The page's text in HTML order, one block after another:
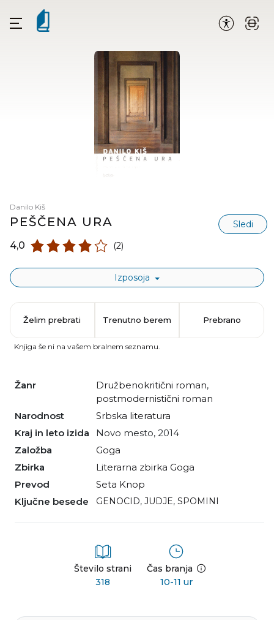
Danilo Kiš
PEŠČENA URA Sledi
4,0 (2)
Izposoja
Žanr družbenokritični roman,
postmodernistični roman
Narodnost
srbska literatura
Kraj in leto izida
Novo mesto, 2014
Založba
Goga
Zbirka
Literarna zbirka Goga
Prevod
Seta Knop
Ključne besede
GENOCID, JUDJE, SPOMINI
Število strani
318
Čas branja
10-11 ur
Želim prebrati Trenutno berem Prebrano
Knjiga še ni na vašem bralnem seznamu.